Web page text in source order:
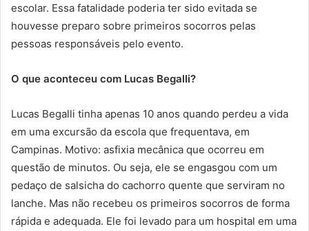
escolar. Essa fatalidade poderia ter sido evitada se
houvesse preparo sobre primeiros socorros pelas
pessoas responsáveis pelo evento.
O que aconteceu com Lucas Begalli?
Lucas Begalli tinha apenas 10 anos quando perdeu a vida
em uma excursão da escola que frequentava, em
Campinas. Motivo: asfixia mecânica que ocorreu em
questão de minutos. Ou seja, ele se engasgou com um
pedaço de salsicha do cachorro quente que serviram no
lanche. Mas não recebeu os primeiros socorros de forma
rápida e adequada. Ele foi levado para um hospital em uma